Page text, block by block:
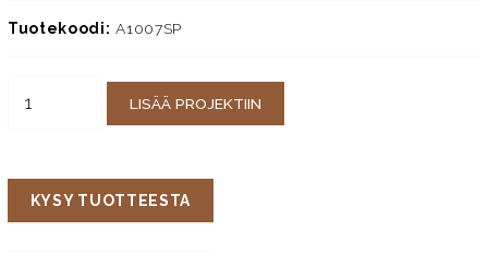
Tuotekoodi: A1007SP
LISÄÄ PROJEKTIIN
KYSY TUOTTEESTA